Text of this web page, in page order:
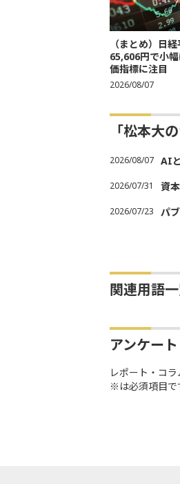
（まとめ）日
65,606円で小
価指標に注目
2026/08/07
「松本大
2026/08/07 AI
2026/07/31 資
2026/07/23 パ
関連用語
アンケート
レポート・コ
※は必須項目で